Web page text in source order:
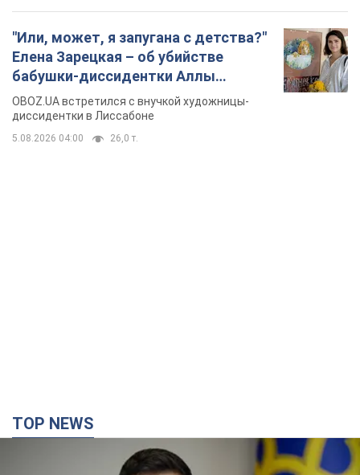
"Или, может, я запугана с детства?"
Елена Зарецкая – об убийстве
бабушки-диссидентки Аллы
Горской, критике сына Стуса и
бегстве в Португалию с пятью
детьми
OBOZ.UA встретился с внучкой художницы-
диссидентки в Лиссабоне
5.08.2026 04:00 26,0 т.
TOP NEWS